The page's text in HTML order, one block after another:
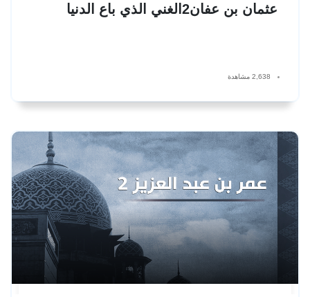
عثمان بن عفان2الغني الذي باع الدنيا
2,638 مشاهدة